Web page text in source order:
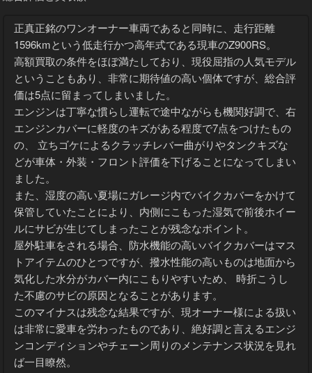
正真正銘のワンオーナー車両であると同時に、走行距離
1596kmという低走行かつ高年式である現車のZ900RS。
高額買取の条件をほぼ満たしており、現役屈指の人気モデル
ということもあり、非常に期待値の高い個体ですが、総合評
価は5点に留まってしまいました。
エンジンは丁寧な慣らし運転で途中ながらも機関好調で、右
エンジンカバーに軽度のキズがある程度で7点をつけたもの
の、 立ちゴケによるクラッチレバー曲がりやタンクキズな
どが車体・外装・フロント評価を下げることになってしまい
ました。
また、湿度の高い夏場にガレージ内でバイクカバーをかけて
保管していたことにより、内側にこもった湿気で前後ホイー
ルにサビが生じてしまったことが残念なポイント。
屋外駐車をされる場合、防水機能の高いバイクカバーはマス
トアイテムのひとつですが、撥水性能の高いものは地面から
気化した水分がカバー内にこもりやすいため、 時折こうし
た不慮のサビの原因となることがあります。
このマイナスは残念な結果ですが、現オーナー様による扱い
は非常に愛車を労わったものであり、絶好調と言えるエンジ
ンコンディションやチェーン周りのメンテナンス状況を見れ
ば一目瞭然。